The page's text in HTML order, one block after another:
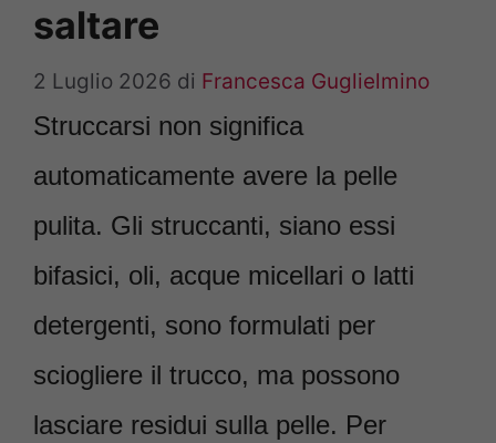
saltare
2 Luglio 2026 di Francesca Guglielmino
Struccarsi non significa
automaticamente avere la pelle
pulita. Gli struccanti, siano essi
bifasici, oli, acque micellari o latti
detergenti, sono formulati per
sciogliere il trucco, ma possono
lasciare residui sulla pelle. Per